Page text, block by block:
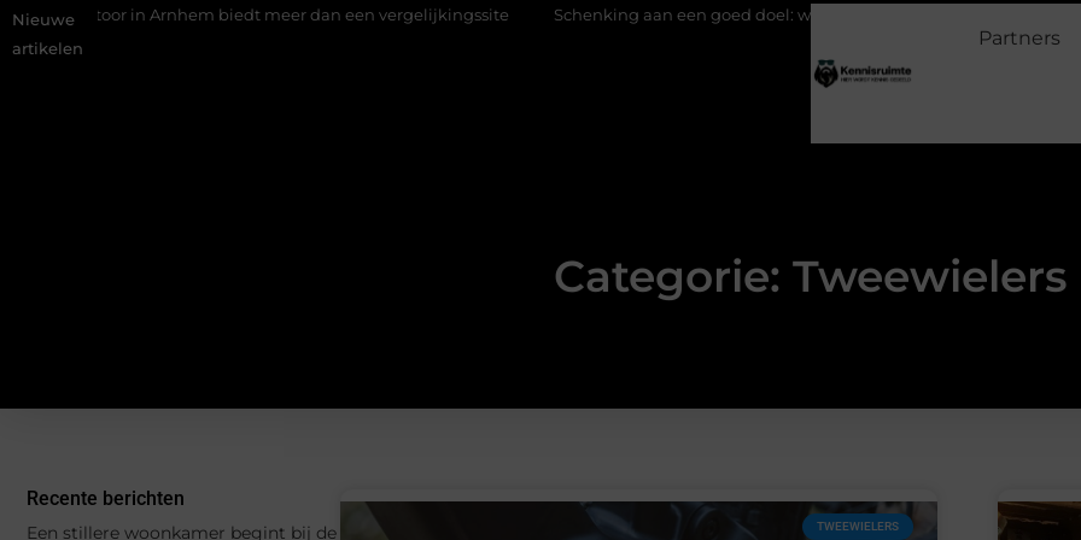
Nieuwe
artikelen
in Arnhem biedt meer dan een vergelijkingssite Schenking aan een goed doel: waarom geven belangrijk is en hoe het werkt
Partners
Categorie: Tweewielers
Recente berichten
Een stillere woonkamer begint bij de
TWEEWIELERS